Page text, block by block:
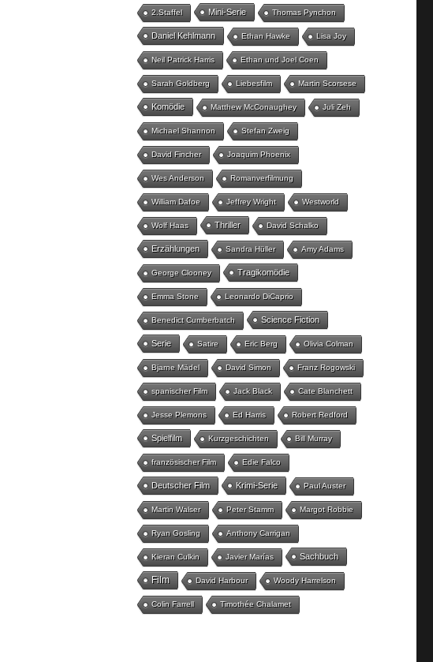
2.Staffel Mini-Serie Thomas Pynchon
Daniel Kehlmann Ethan Hawke Lisa Joy
Neil Patrick Harris Ethan und Joel Coen
Sarah Goldberg Liebesfilm Martin Scorsese
Komödie Matthew McConaughey Juli Zeh
Michael Shannon Stefan Zweig
David Fincher Joaquim Phoenix
Wes Anderson Romanverfilmung
William Dafoe Jeffrey Wright Westworld
Wolf Haas Thriller David Schalko
Erzählungen Sandra Hüller Amy Adams
George Clooney Tragikomödie
Emma Stone Leonardo DiCaprio
Benedict Cumberbatch Science Fiction
Serie Satire Eric Berg Olivia Colman
Bjarne Mädel David Simon Franz Rogowski
spanischer Film Jack Black Cate Blanchett
Jesse Plemons Ed Harris Robert Redford
Spielfilm Kurzgeschichten Bill Murray
französischer Film Edie Falco
Deutscher Film Krimi-Serie Paul Auster
Martin Walser Peter Stamm Margot Robbie
Ryan Gosling Anthony Carrigan
Kieran Culkin Javier Marías Sachbuch
Film David Harbour Woody Harrelson
Colin Farrell Timothée Chalamet